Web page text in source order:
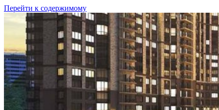
Перейти к содержимому